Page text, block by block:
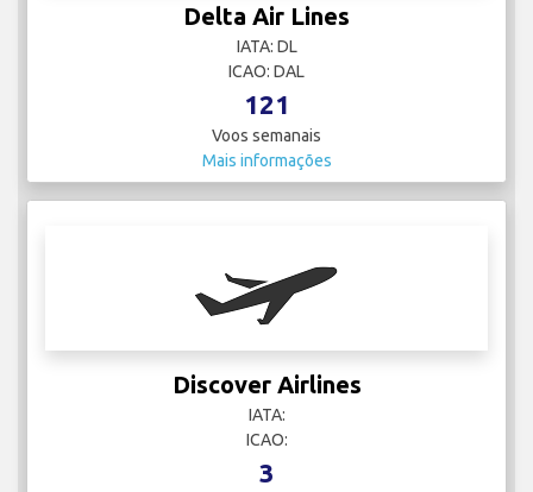
Delta Air Lines
IATA: DL
ICAO: DAL
121
Voos semanais
Mais informações
Discover Airlines
IATA:
ICAO:
3